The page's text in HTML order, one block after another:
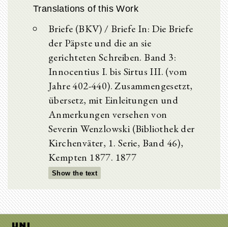
Translations of this Work
Briefe (BKV) / Briefe In: Die Briefe
der Päpste und die an sie
gerichteten Schreiben. Band 3:
Innocentius I. bis Sirtus III. (vom
Jahre 402-440). Zusammengesetzt,
übersetz, mit Einleitungen und
Anmerkungen versehen von
Severin Wenzlowski (Bibliothek der
Kirchenväter, 1. Serie, Band 46),
Kempten 1877. 1877
Show the text